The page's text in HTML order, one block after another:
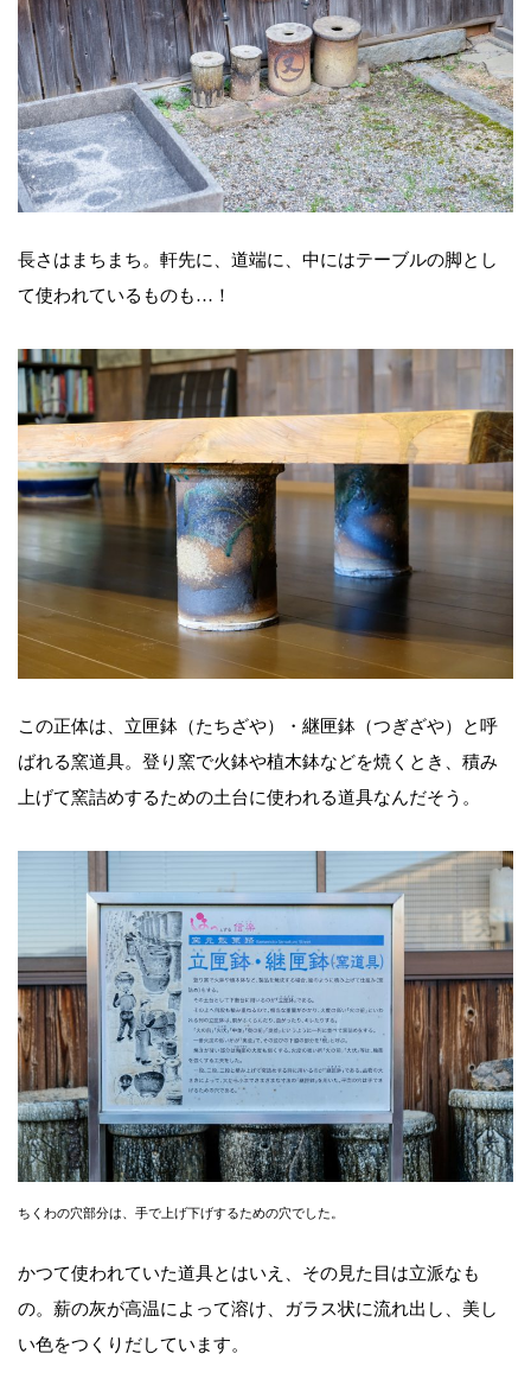
長さはまちまち。軒先に、道端に、中にはテーブルの脚とし
て使われているものも…！
この正体は、立匣鉢（たちざや）・継匣鉢（つぎざや）と呼
ばれる窯道具。登り窯で火鉢や植木鉢などを焼くとき、積み
上げて窯詰めするための土台に使われる道具なんだそう。
ちくわの穴部分は、手で上げ下げするための穴でした。
かつて使われていた道具とはいえ、その見た目は立派なも
の。薪の灰が高温によって溶け、ガラス状に流れ出し、美し
い色をつくりだしています。